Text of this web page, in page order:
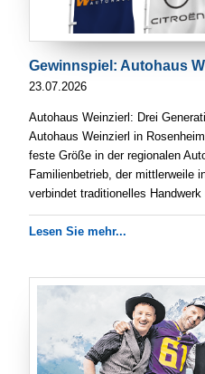
Gewinnspiel: Autohaus
23.07.2026
Autohaus Weinzierl: Drei
Autohaus Weinzierl in
feste Größe in der regionalen
Familienbetrieb, der mittlerweile
verbindet traditionelles Handwerk
Lesen Sie mehr...